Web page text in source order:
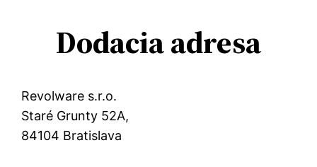
Dodacia adresa
Revolware s.r.o.
Staré Grunty 52A,
84104 Bratislava